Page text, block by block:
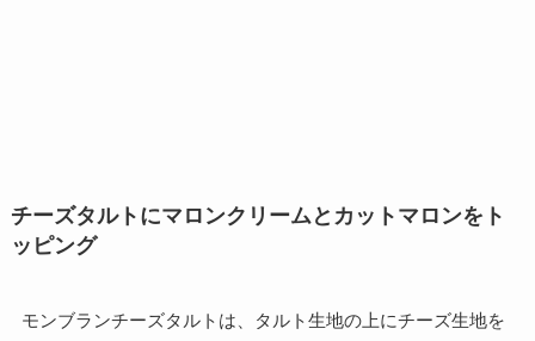
チーズタルトにマロンクリームとカットマロンをト
ッピング
モンブランチーズタルトは、タルト生地の上にチーズ生地を